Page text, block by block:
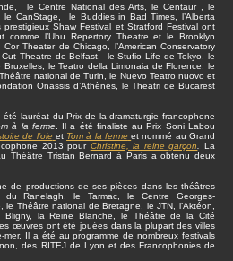
le Centre National des Arts, le Centaur , le
le CanStage, le Buddies in Bad Times, l’Alberta
Shaw Festival et Stratford Festival ont
comme l’Ubu Repertory Theatre et le Brooklyn
Theater de Chicago, l’American Conservatory
Theatre de Belfast, le Stufio Life de Tokyo, le
le Teatro della Limonaia de Florence, le
national de Turin, le Nuevo Teatro nuovo et
Onassis d’Athènes, le Theatri de Bucarest
lauréat du Prix de la dramaturgie francophone
à la ferme. Il a été finaliste au Prix Soni Labou
de l’oie et Tom à la ferme et nommé au Grand
2013 pour Christine, la reine garçon .La
Théâtre Tristan Bernard à Paris a obtenu deux
de productions de ses pièces dans les théâtres
du Ranelagh, le Tarmac, le Centre Georges-
Théâtre national de Bretagne, le JTN, l’Aktéon,
la Reine Blanche, le Théâtre de la Cité
œuvres ont été jouées dans la plupart des villes
mer. Il a été au programme de nombreux festivals
des RITEJ de Lyon et des Francophonies de